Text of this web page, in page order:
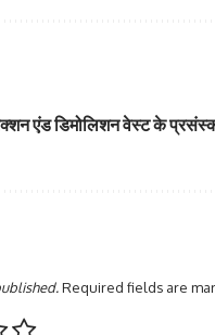
एंड डिमोलिशन वेस्ट के
Required fields are